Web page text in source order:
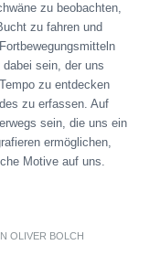
zu beobachten,
zu fahren und
sein, der uns
zu entdecken
zu erfassen. Auf
sein, die uns ein
ermöglichen,
Motive auf uns.
OLIVER BOLCH